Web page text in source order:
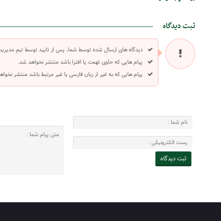
ثبت دیدگاه
دیدگاه های ارسال شده توسط شما، پس از تایید توسط تیم
پیام هایی که حاوی تهمت یا افترا باشد منتشر نخواهد شد.
پیام هایی که به غیر از زبان فارسی یا غیر مرتبط باشد منتشر